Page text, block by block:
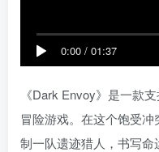
0:00 / 01:37
《Dark Envoy》是一款
冒险游戏。在这个饱受
制一队遗迹猎人，书写命